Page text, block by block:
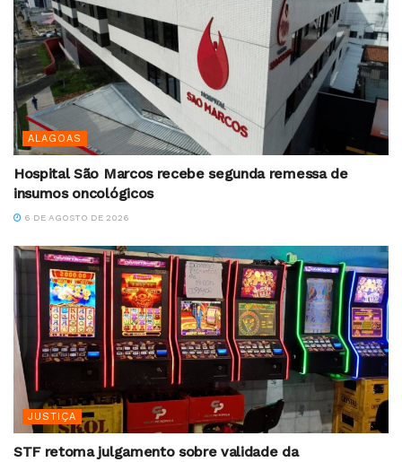
ALAGOAS
Hospital São Marcos recebe segunda remessa de
insumos oncológicos
6 DE AGOSTO DE 2026
JUSTIÇA
STF retoma julgamento sobre validade da